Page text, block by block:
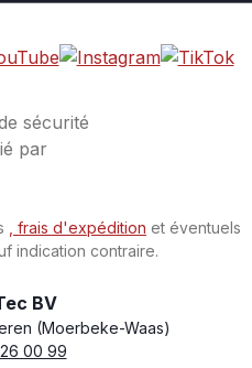
, frais d'expédition et éventuels
indication contraire.
Store name
BV
Address
(Moerbeke-Waas)
Phone
00 99
Email
VAT number